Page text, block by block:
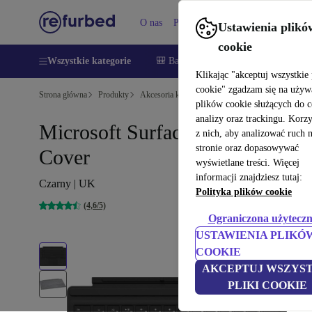
Ustawienia
cookie
Klikając "akceptuj
cookie" zgadzam się na
plików cookie służących do
analizy oraz trackingu.
z nich, aby analizować ruch
stronie oraz dopasowywać
wyświetlane treści. Więcej
informacji znajdziesz tutaj:
Polityka plików cookie
Ograniczona
USTAWIENIA
COOKIE
AKCEPTUJ
PLIKI COOKIE
O nas Pomoc
Wszystkie kategorie 🎒 Back to school
Strona główna Produkty Akcesoria komputerowe
Microsoft Surface Pro Type
Cover
Czarny | UK
(4,6/5)